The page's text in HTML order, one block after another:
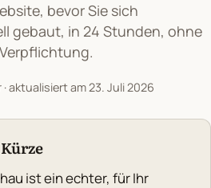
bevor Sie sich
gebaut, in 24 Stunden, ohne
· aktualisiert am 23. Juli 2026
ist ein echter, für Ihr